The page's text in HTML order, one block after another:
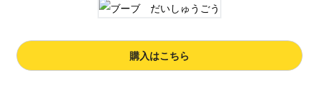
購入はこちら